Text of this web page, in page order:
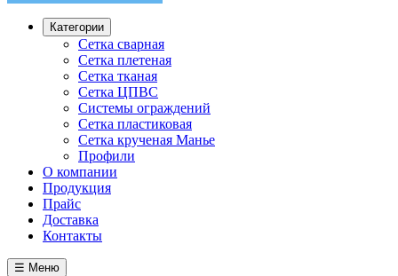
Категории
Сетка сварная
Сетка плетеная
Сетка тканая
Сетка ЦПВС
Системы ограждений
Сетка пластиковая
Сетка крученая Манье
Профили
О компании
Продукция
Прайс
Доставка
Контакты
☰ Меню